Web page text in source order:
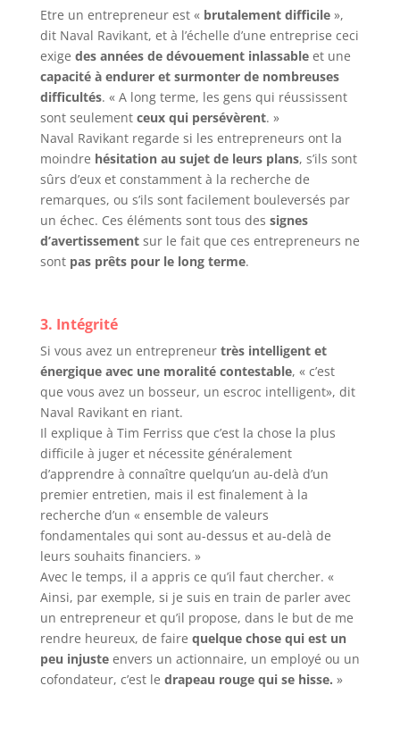
Etre un entrepreneur est « brutalement difficile»,
dit Naval Ravikant, et à l’échelle d’une entreprise ceci
exige des années de dévouement inlassableet une
capacité à endurer et surmonter de nombreuses
difficultés. « A long terme, les gens qui réussissent
sont seulement ceux qui persévèrent. »
Naval Ravikant regarde si les entrepreneurs ont la
moindre hésitation au sujet de leurs plans, s’ils sont
sûrs d’eux et constamment à la recherche de
remarques, ou s’ils sont facilement bouleversés par
un échec. Ces éléments sont tous des signes
d’avertissementsur le fait que ces entrepreneurs ne
sont pas prêts pour le long terme.
3. Intégrité
Si vous avez un entrepreneur très intelligent et
énergique avec une moralité contestable, « c’est
que vous avez un bosseur, un escroc intelligent», dit
Naval Ravikant en riant.
Il explique à Tim Ferriss que c’est la chose la plus
difficile à juger et nécessite généralement
d’apprendre à connaître quelqu’un au-delà d’un
premier entretien, mais il est finalement à la
recherche d’un « ensemble de valeurs
fondamentales qui sont au-dessus et au-delà de
leurs souhaits financiers. »
Avec le temps, il a appris ce qu’il faut chercher. «
Ainsi, par exemple, si je suis en train de parler avec
un entrepreneur et qu’il propose, dans le but de me
rendre heureux, de faire quelque chose qui est un
peu injusteenvers un actionnaire, un employé ou un
cofondateur, c’est le drapeau rouge qui se hisse. »